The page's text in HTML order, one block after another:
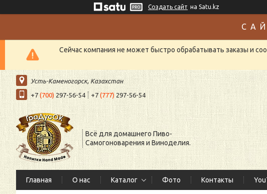
Создать сайт на Satu.kz
С А
Сейчас компания не может быстро обрабатывать заказы и
Усть-Каменогорск, Казахстан
+7(700) 297-56-54 +7(777) 297-56-54
Всё для домашнего Пиво-
Самогоноварения и Виноделия.
Главная О нас Каталог Фото Контакты